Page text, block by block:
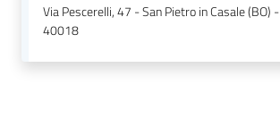
Via Pescerelli, 47 - San Pietro in Casale (BO) -
40018